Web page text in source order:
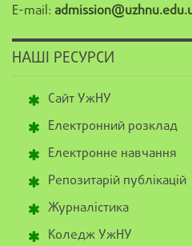
E-mail:
НАШІ РЕСУРСИ
Сайт УжНУ
Електронний розклад
Електронне навчання
Репозитарій публікацій
Журналістика
Коледж УжНУ